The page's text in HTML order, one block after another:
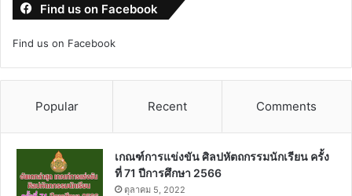
Find us on Facebook
Find us on Facebook
Popular Recent Comments
เกณฑ์การแข่งขัน ศิลปหัตถกรรมนักเรียน ครั้ง
ที่ 71 ปีการศึกษา 2566
ตุลาคม 5, 2022